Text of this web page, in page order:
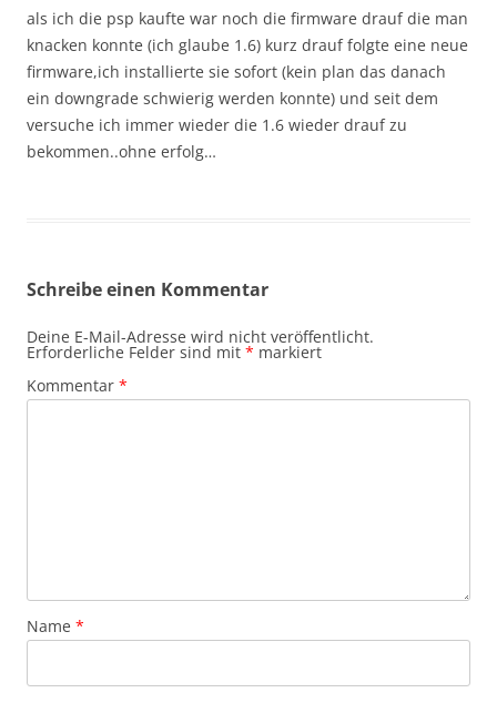
als ich die psp kaufte war noch die firmware drauf die man
knacken konnte (ich glaube 1.6) kurz drauf folgte eine neue
firmware,ich installierte sie sofort (kein plan das danach
ein downgrade schwierig werden konnte) und seit dem
versuche ich immer wieder die 1.6 wieder drauf zu
bekommen..ohne erfolg…
Schreibe einen Kommentar
Deine E-Mail-Adresse wird nicht veröffentlicht.
Erforderliche Felder sind mit * markiert
Kommentar *
Name *